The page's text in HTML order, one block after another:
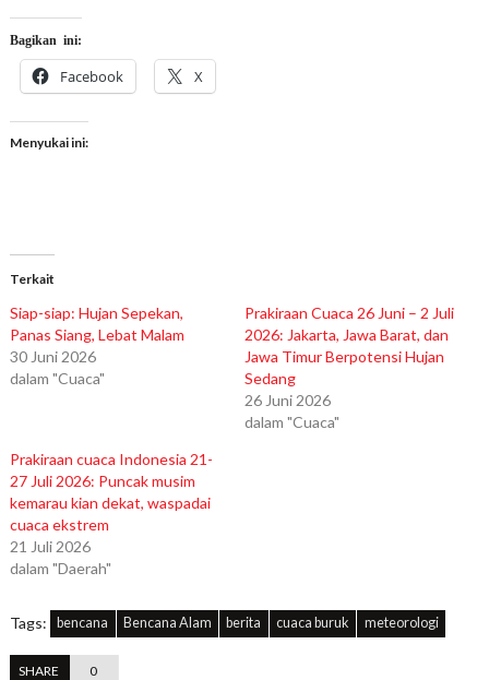
Bagikan ini:
Facebook X
Menyukai ini:
Terkait
Siap-siap: Hujan Sepekan,
Panas Siang, Lebat Malam
30 Juni 2026
dalam "Cuaca"
Prakiraan Cuaca 26 Juni – 2 Juli
2026: Jakarta, Jawa Barat, dan
Jawa Timur Berpotensi Hujan
Sedang
26 Juni 2026
dalam "Cuaca"
Prakiraan cuaca Indonesia 21-
27 Juli 2026: Puncak musim
kemarau kian dekat, waspadai
cuaca ekstrem
21 Juli 2026
dalam "Daerah"
Tags: bencana Bencana Alam berita cuaca buruk meteorologi
SHARE 0